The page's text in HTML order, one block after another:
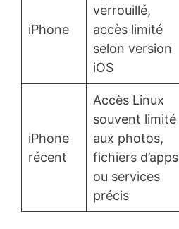
iPhone
verrouillé,
accès limité
selon version
iOS
iPhone
récent
Accès Linux
souvent limité
aux photos,
fichiers d’apps
ou services
précis